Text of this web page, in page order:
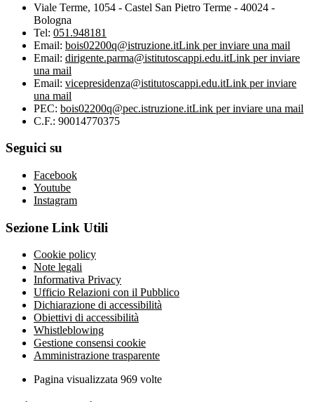
Viale Terme, 1054 - Castel San Pietro Terme - 40024 -
Bologna
Tel: 051.948181
Email: bois02200q@istruzione.itLink per inviare una mail
Email: dirigente.parma@istitutoscappi.edu.itLink per inviare
una mail
Email: vicepresidenza@istitutoscappi.edu.itLink per inviare
una mail
PEC: bois02200q@pec.istruzione.itLink per inviare una mail
C.F.: 90014770375
Seguici su
Facebook
Youtube
Instagram
Sezione Link Utili
Cookie policy
Note legali
Informativa Privacy
Ufficio Relazioni con il Pubblico
Dichiarazione di accessibilità
Obiettivi di accessibilità
Whistleblowing
Gestione consensi cookie
Amministrazione trasparente
Pagina visualizzata 969 volte